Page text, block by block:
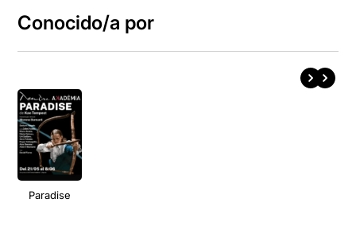
Conocido/a por
Paradise